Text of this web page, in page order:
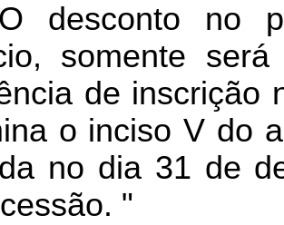
desconto no
somente
de inscrição
o inciso V do
no dia 31 de
"